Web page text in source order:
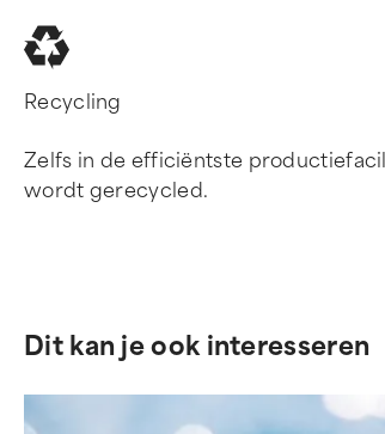
Recycling
Zelfs in de efficiëntste
wordt gerecycled.
Dit kan je ook interesseren